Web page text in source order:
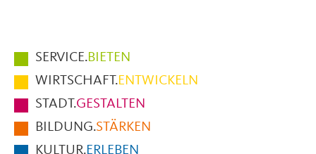
Hauptmenüpunkte
im
Fußbereich
der
Seite
SERVICE.BIETEN
WIRTSCHAFT.ENTWICKELN
STADT.GESTALTEN
BILDUNG.STÄRKEN
KULTUR.ERLEBEN